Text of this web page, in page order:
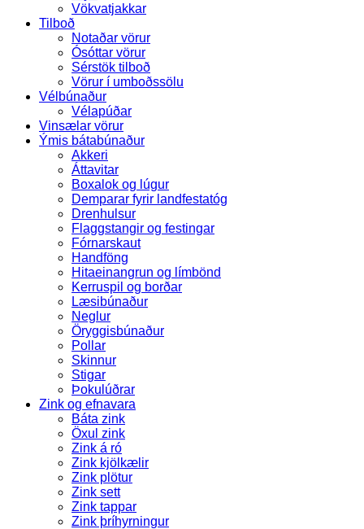
Vökvatjakkar
Tilboð
Notaðar vörur
Ósóttar vörur
Sérstök tilboð
Vörur í umboðssölu
Vélbúnaður
Vélapúðar
Vinsælar vörur
Ýmis bátabúnaður
Akkeri
Áttavitar
Boxalok og lúgur
Demparar fyrir landfestatóg
Drenhulsur
Flaggstangir og festingar
Fórnarskaut
Handföng
Hitaeinangrun og límbönd
Kerruspil og borðar
Læsibúnaður
Neglur
Öryggisbúnaður
Pollar
Skinnur
Stigar
Þokulúðrar
Zink og efnavara
Báta zink
Öxul zink
Zink á ró
Zink kjölkælir
Zink plötur
Zink sett
Zink tappar
Zink þríhyrningur